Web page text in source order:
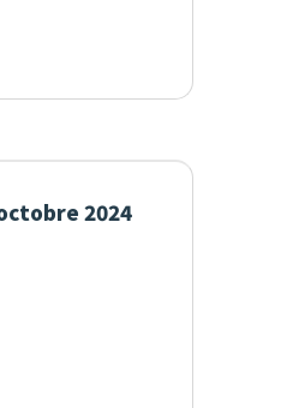
2024